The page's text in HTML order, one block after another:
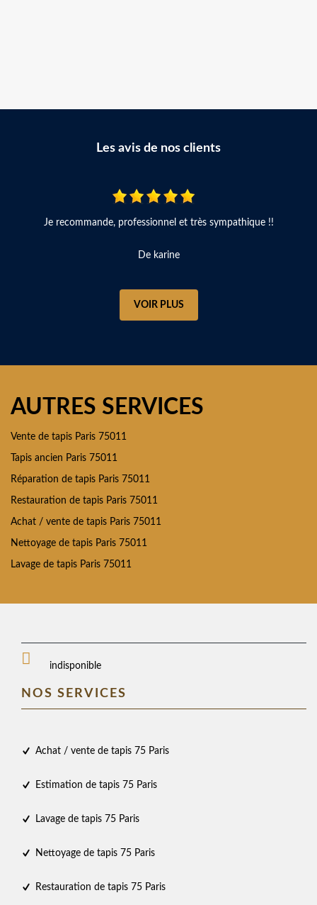
Les avis de nos clients
Je recommande, professionnel et très sympathique !!
De karine
VOIR PLUS
AUTRES SERVICES
Vente de tapis Paris 75011
Tapis ancien Paris 75011
Réparation de tapis Paris 75011
Restauration de tapis Paris 75011
Achat / vente de tapis Paris 75011
Nettoyage de tapis Paris 75011
Lavage de tapis Paris 75011
indisponible
NOS SERVICES
Achat / vente de tapis 75 Paris
Estimation de tapis 75 Paris
Lavage de tapis 75 Paris
Nettoyage de tapis 75 Paris
Restauration de tapis 75 Paris